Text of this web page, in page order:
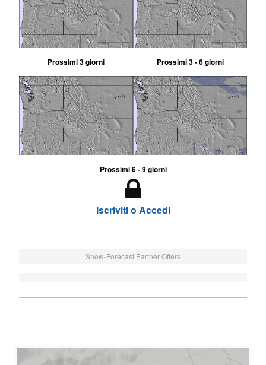
Prossimi 3 giorni Prossimi 3 - 6 giorni
Prossimi 6 - 9 giorni
Iscriviti o Accedi
Snow-Forecast Partner Offers